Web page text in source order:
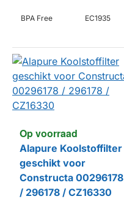
BPA Free EC1935
Op voorraad
Alapure Koolstoffilter
geschikt voor
Constructa 00296178
/ 296178 / CZ16330